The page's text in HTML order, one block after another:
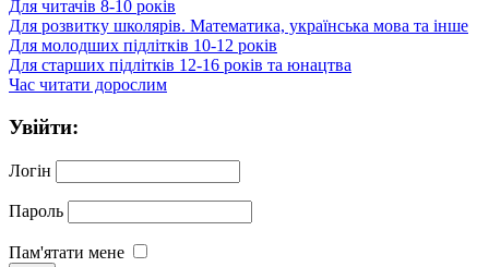
Для читачів 8-10 років
Для розвитку школярів. Математика, українська мова та інше
Для молодших підлітків 10-12 років
Для старших підлітків 12-16 років та юнацтва
Час читати дорослим
Увійти:
Логін
Пароль
Пам'ятати мене